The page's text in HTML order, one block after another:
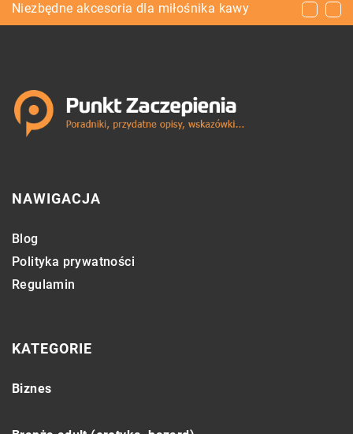
Robimy porządki dookoła domu
Niezbędne akcesoria dla miłośnika kawy
Nowoczesny sprzęt piekarniczy
NAWIGACJA
Blog
Polityka prywatności
Regulamin
KATEGORIE
Biznes